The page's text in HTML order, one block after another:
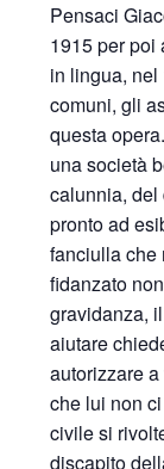
Pensaci
1915 per poi
in lingua,
comuni, gli
questa
una società
calunnia, del
pronto ad
fanciulla che
fidanzato
gravidanza,
aiutare
autorizzare
che lui non
civile si
discapito